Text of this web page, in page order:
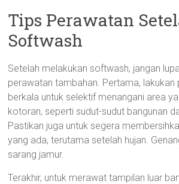
Tips Perawatan
Softwash
Setelah melakukan softwash, jangan
perawatan tambahan. Pertama, lakukan
berkala untuk selektif menangani area
kotoran, seperti sudut-sudut bangunan
Pastikan juga untuk segera
yang ada, terutama setelah hujan.
sarang jamur.
Terakhir, untuk merawat tampilan luar